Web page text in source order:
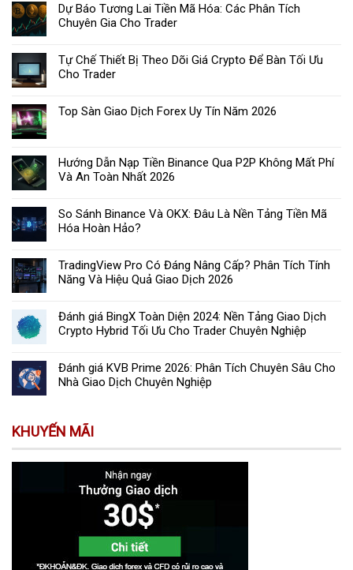
Dự Báo Tương Lai Tiền Mã Hóa: Các Phân Tích
Chuyên Gia Cho Trader
Tự Chế Thiết Bị Theo Dõi Giá Crypto Để Bàn Tối Ưu
Cho Trader
Top Sàn Giao Dịch Forex Uy Tín Năm 2026
Hướng Dẫn Nạp Tiền Binance Qua P2P Không Mất Phí
Và An Toàn Nhất 2026
So Sánh Binance Và OKX: Đâu Là Nền Tảng Tiền Mã
Hóa Hoàn Hảo?
TradingView Pro Có Đáng Nâng Cấp? Phân Tích Tính
Năng Và Hiệu Quả Giao Dịch 2026
Đánh giá BingX Toàn Diện 2024: Nền Tảng Giao Dịch
Crypto Hybrid Tối Ưu Cho Trader Chuyên Nghiệp
Đánh giá KVB Prime 2026: Phân Tích Chuyên Sâu Cho
Nhà Giao Dịch Chuyên Nghiệp
KHUYẾN MÃI